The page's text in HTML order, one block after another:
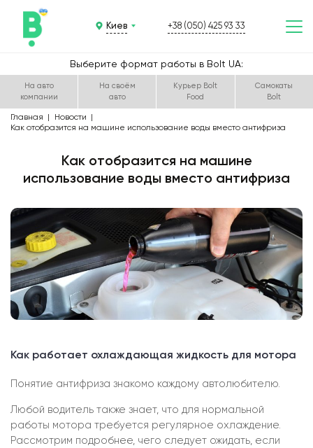
Киев +38 (050) 425 93 33
Выберите формат работы в Bolt UA:
На авто
компании
На своём
авто
Курьер Bolt
Food
Самокаты
Bolt
Главная
Новости
Как отобразится на машине использование воды вместо антифриза
Как отобразится на машине
использование воды вместо антифриза
Как работает охлаждающая жидкость для мотора
Понятие антифриза знакомо каждому автолюбителю.
Любой водитель также знает, что для нормальной
работы мотора требуется регулярное охлаждение.
Рассмотрим подробнее, чего следует ожидать, если